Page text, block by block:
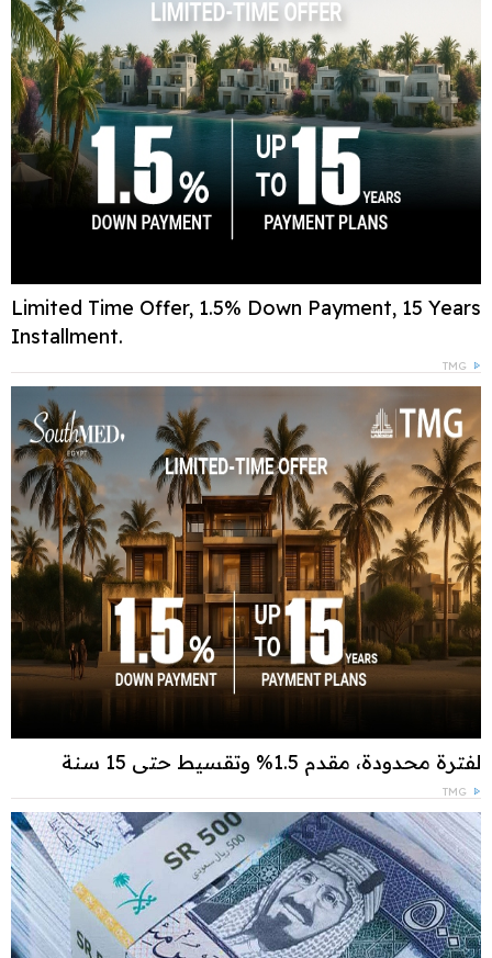
Limited Time Offer, 1.5% Down Payment, 15 Years
Installment.
TMG
لفترة محدودة، مقدم 1.5% وتقسيط حتى 15 سنة
TMG